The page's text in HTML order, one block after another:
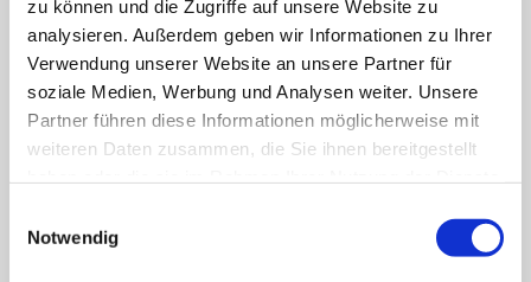
zu können und die Zugriffe auf unsere Website zu
analysieren. Außerdem geben wir Informationen zu Ihrer
Verwendung unserer Website an unsere Partner für
soziale Medien, Werbung und Analysen weiter. Unsere
Partner führen diese Informationen möglicherweise mit
weiteren Daten zusammen, die Sie ihnen bereitgestellt
Notwendig
FACHBEREICHE
Klinik für Allgemein-, Viszeral- und minimal-
invasive Chirurgie